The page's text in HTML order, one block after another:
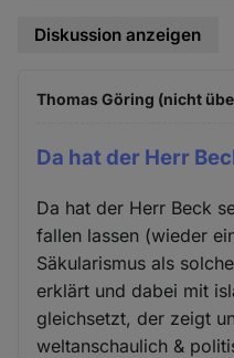
Diskussion anzeigen
Thomas Göring (nicht
Da hat der Herr
Da hat der Herr Beck
fallen lassen (wieder
Säkularismus als
erklärt und dabei mit
gleichsetzt, der zeigt
weltanschaulich &